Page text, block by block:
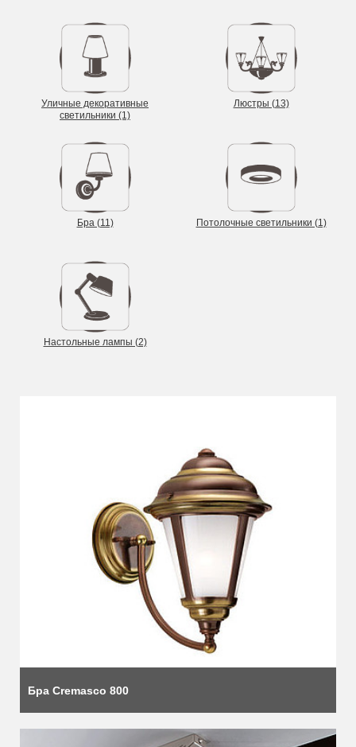
Уличные декоративные
светильники (1)
Люстры (13)
Бра (11) Потолочные светильники (1)
Настольные лампы (2)
Бра Cremasco 800